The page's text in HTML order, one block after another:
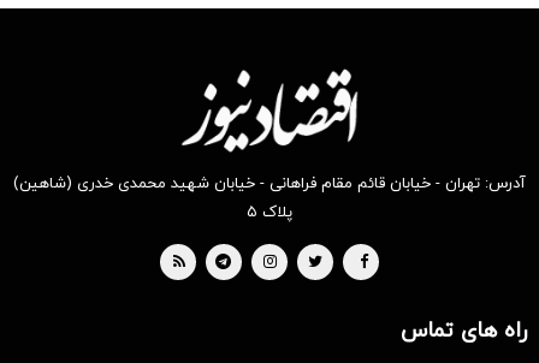
آدرس: تهران - خیابان قائم مقام فراهانی - خیابان شهید محمدی خدری (شاهین)
پلاک ۵
راه های تماس